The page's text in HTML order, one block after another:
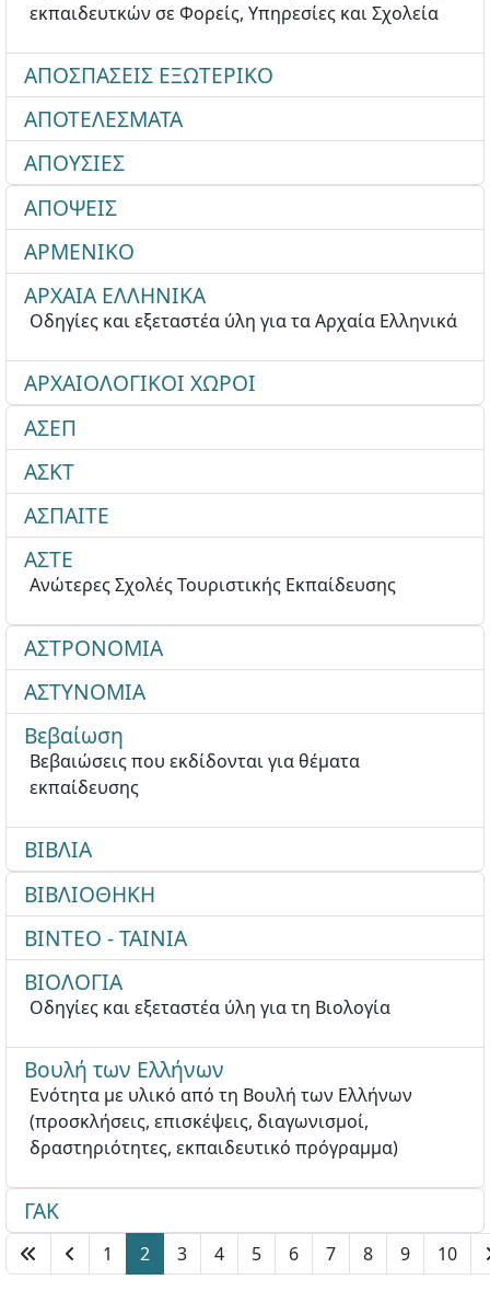
εκπαιδευτκών σε Φορείς, Υπηρεσίες και Σχολεία
ΑΠΟΣΠΑΣΕΙΣ ΕΞΩΤΕΡΙΚΟ
ΑΠΟΤΕΛΕΣΜΑΤΑ
ΑΠΟΥΣΙΕΣ
ΑΠΟΨΕΙΣ
ΑΡΜΕΝΙΚΟ
ΑΡΧΑΙΑ ΕΛΛΗΝΙΚΑ
Οδηγίες και εξεταστέα ύλη για τα Αρχαία Ελληνικά
ΑΡΧΑΙΟΛΟΓΙΚΟΙ ΧΩΡΟΙ
ΑΣΕΠ
ΑΣΚΤ
ΑΣΠΑΙΤΕ
ΑΣΤΕ
Ανώτερες Σχολές Τουριστικής Εκπαίδευσης
ΑΣΤΡΟΝΟΜΙΑ
ΑΣΤΥΝΟΜΙΑ
Βεβαίωση
Βεβαιώσεις που εκδίδονται για θέματα
εκπαίδευσης
ΒΙΒΛΙΑ
ΒΙΒΛΙΟΘΗΚΗ
ΒΙΝΤΕΟ - ΤΑΙΝΙΑ
ΒΙΟΛΟΓΙΑ
Οδηγίες και εξεταστέα ύλη για τη Βιολογία
Βουλή των Ελλήνων
Ενότητα με υλικό από τη Βουλή των Ελλήνων
(προσκλήσεις, επισκέψεις, διαγωνισμοί,
δραστηριότητες, εκπαιδευτικό πρόγραμμα)
ΓΑΚ
Σελίδα 2 από 13
1 2 3 4 5 6 7 8 9 10